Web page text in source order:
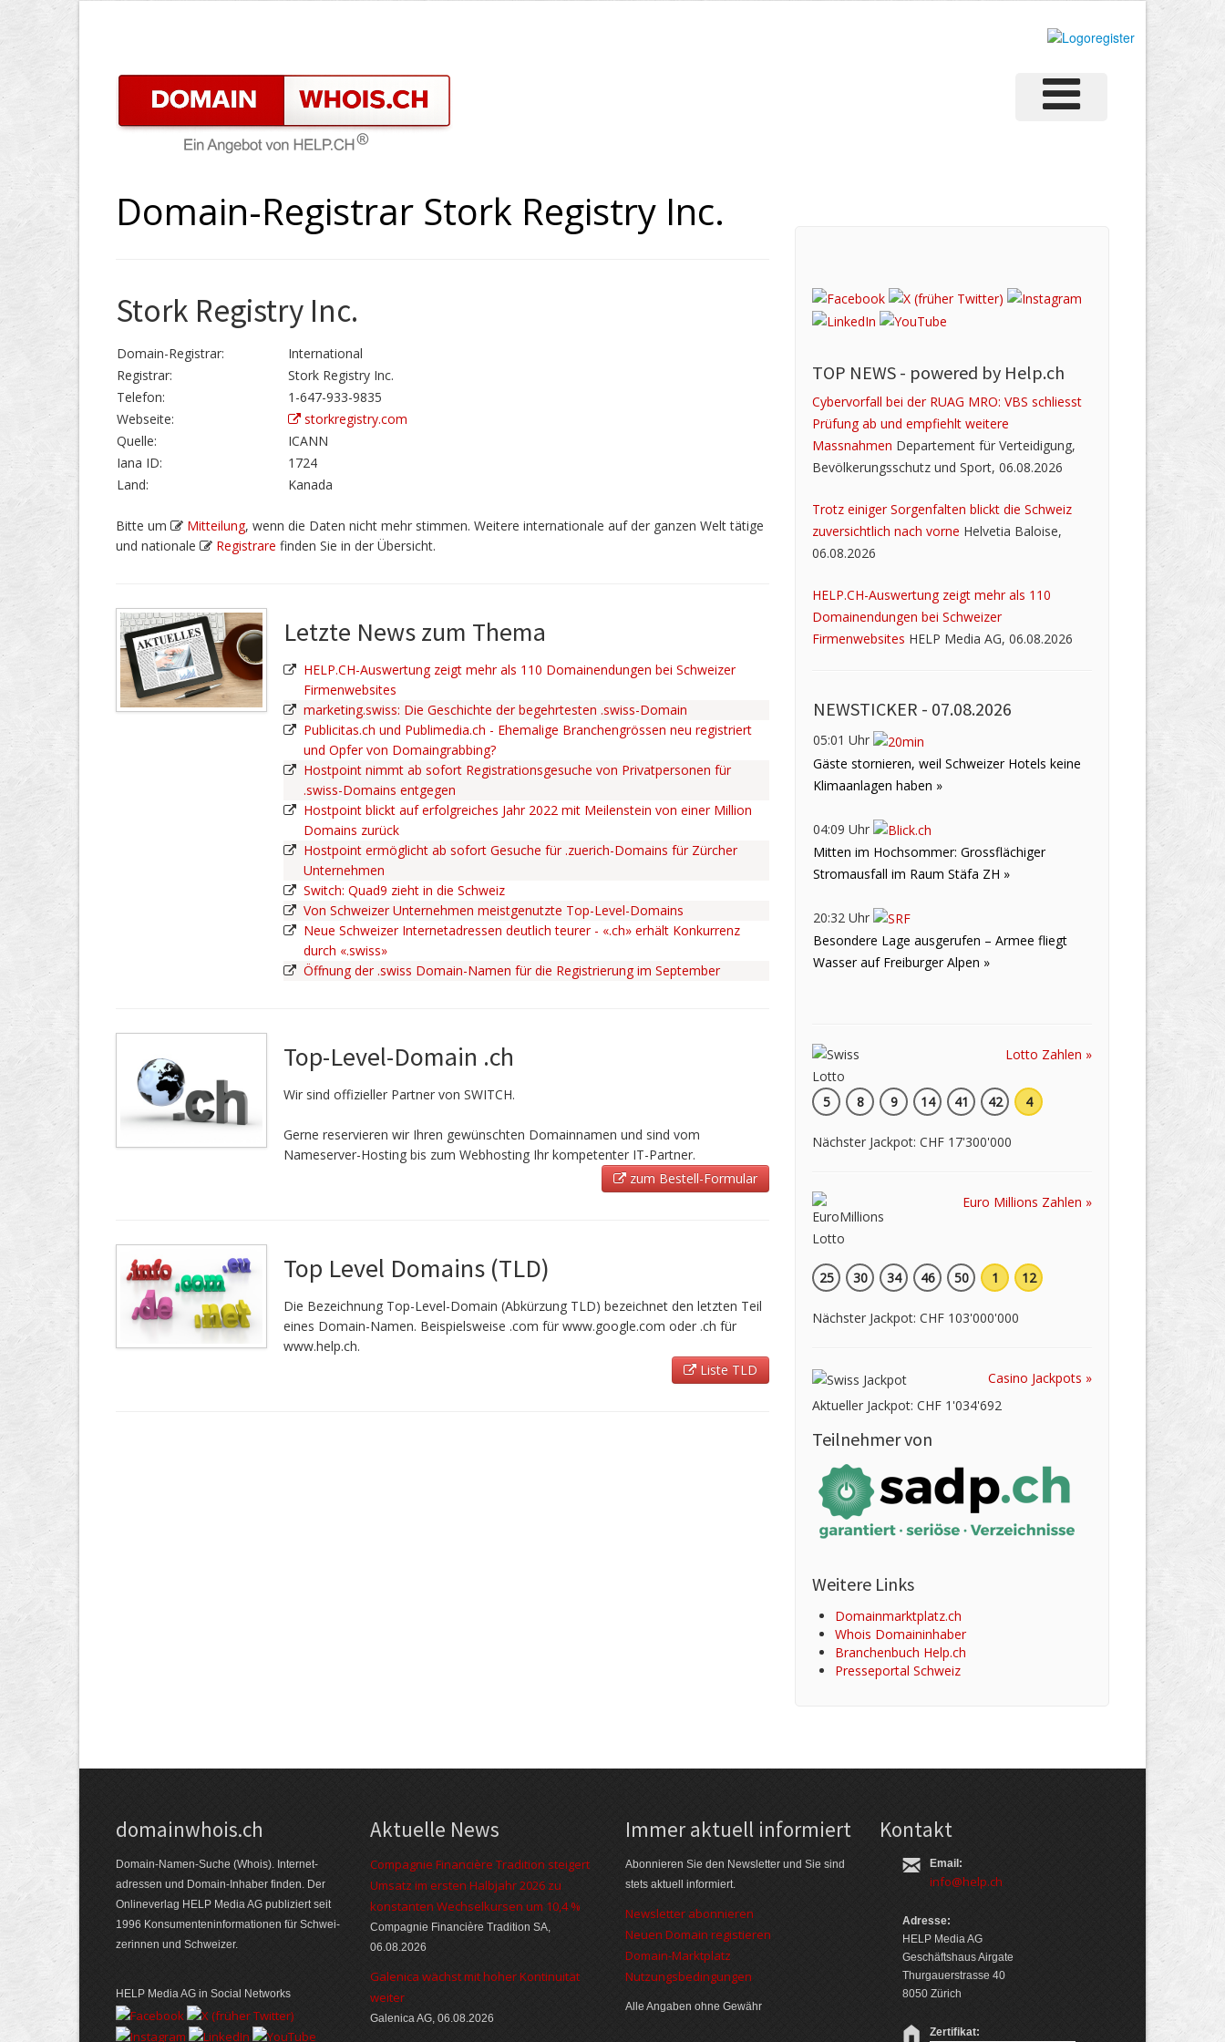
Domain-Registrar Stork Registry Inc.
Stork Registry Inc.
Domain-Registrar:
International
Registrar:
Stork Registry Inc.
Telefon:
1-647-933-9835
Webseite:
storkregistry.com
Quelle:
ICANN
Iana ID:
1724
Land:
Kanada
Bitte um Mitteilung, wenn die Daten nicht mehr stimmen. Weitere internationale auf der ganzen Welt tätige
und nationale
Registrare finden Sie in der Übersicht.
Letzte News zum Thema
HELP.CH-Auswertung zeigt mehr als 110 Domainendungen bei Schweizer
Firmenwebsites
marketing.swiss: Die Geschichte der begehrtesten .swiss-Domain
Publicitas.ch und Publimedia.ch - Ehemalige Branchengrössen neu registriert
und Opfer von Domaingrabbing?
Hostpoint nimmt ab sofort Registrationsgesuche von Privatpersonen für
.swiss-Domains entgegen
Hostpoint blickt auf erfolgreiches Jahr 2022 mit Meilenstein von einer Million
Domains zurück
Hostpoint ermöglicht ab sofort Gesuche für .zuerich-Domains für Zürcher
Unternehmen
Switch: Quad9 zieht in die Schweiz
Von Schweizer Unternehmen meistgenutzte Top-Level-Domains
Neue Schweizer Internetadressen deutlich teurer - «.ch» erhält Konkurrenz
durch «.swiss»
Öffnung der .swiss Domain-Namen für die Registrierung im September
Top-Level-Domain .ch
Wir sind offizieller Partner von SWITCH.
Gerne reservieren wir Ihren gewünschten Domainnamen und sind vom
Nameserver-Hosting bis zum Webhosting Ihr kompetenter IT-Partner.
zum Bestell-Formular
Top Level Domains (TLD)
Die Bezeichnung Top-Level-Domain (Abkürzung TLD) bezeichnet den letzten Teil
eines Domain-Namen. Beispielsweise .com für www.google.com oder .ch für
www.help.ch.
Liste TLD
TOP NEWS - powered by Help.ch
Cybervorfall bei der RUAG MRO: VBS schliesst
Prüfung ab und empfiehlt weitere
Massnahmen Departement für Verteidigung,
Bevölkerungsschutz und Sport, 06.08.2026
Trotz einiger Sorgenfalten blickt die Schweiz
zuversichtlich nach vorne Helvetia Baloise,
06.08.2026
HELP.CH-Auswertung zeigt mehr als 110
Domainendungen bei Schweizer
Firmenwebsites HELP Media AG, 06.08.2026
NEWSTICKER - 07.08.2026
05:01 Uhr
Gäste stornieren, weil Schweizer Hotels keine
Klimaanlagen haben »
04:09 Uhr
Mitten im Hochsommer: Grossflächiger
Stromausfall im Raum Stäfa ZH »
20:32 Uhr
Besondere Lage ausgerufen – Armee fliegt
Wasser auf Freiburger Alpen »
Lotto Zahlen »
5 8 9 14 41 42 4
Nächster Jackpot: CHF 17'300'000
Euro Millions Zahlen »
25 30 34 46 50 1 12
Nächster Jackpot: CHF 103'000'000
Casino Jackpots »
Aktueller Jackpot: CHF 1'034'692
Teilnehmer von
Weitere Links
Domainmarktplatz.ch
Whois Domaininhaber
Branchenbuch Help.ch
Presseportal Schweiz
domainwhois.ch
Domain-Namen-Suche (Whois). Internet­
adressen und Domain-Inhaber finden. Der
Online­verlag HELP Media AG publiziert seit
1996 Konsumenten­informationen für Schwei­
zerinnen und Schweizer.
HELP Media AG in Social Networks
Aktuelle News
Compagnie Financière Tradition steigert
Umsatz im ersten Halbjahr 2026 zu
konstanten Wechselkursen um 10,4 %
Compagnie Financière Tradition SA,
06.08.2026
Galenica wächst mit hoher Kontinuität
weiter
Galenica AG, 06.08.2026
Immer aktuell informiert
Abonnieren Sie den Newsletter und Sie sind
stets aktuell informiert.
Newsletter abonnieren
Neuen Domain registieren
Domain-Marktplatz
Nutzungsbedingungen
Alle Angaben ohne Gewähr
Kontakt
Email:
info@help.ch
Adresse:
HELP Media AG
Geschäftshaus Airgate
Thurgauerstrasse 40
8050 Zürich
Zertifikat: